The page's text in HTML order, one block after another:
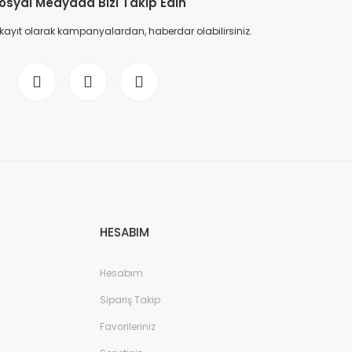
olarak kampanyalardan, haberdar olabilirsiniz.
HESABIM
Hesabım
Sipariş Takip
Favorileriniz